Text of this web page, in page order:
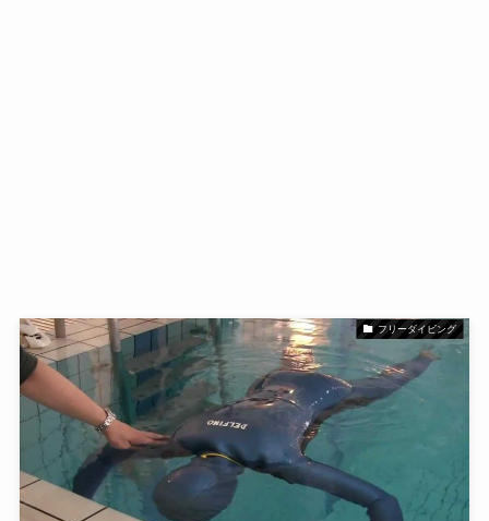
フリーダイビング